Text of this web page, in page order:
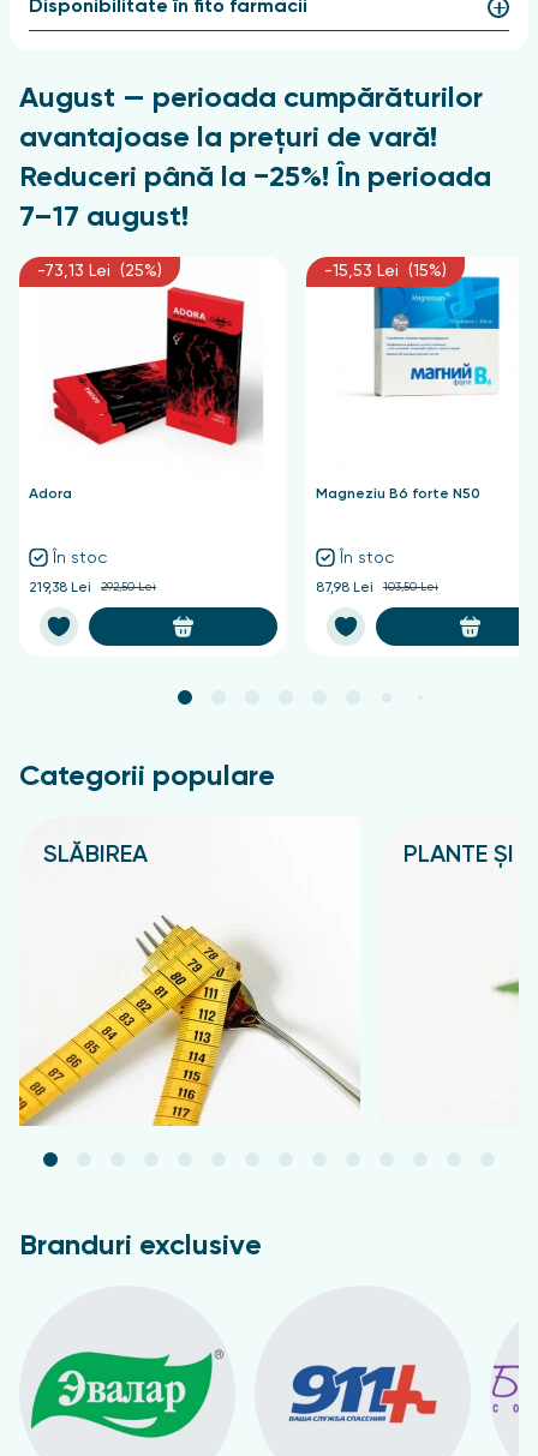
Disponibilitate în fito farmacii
August — perioada cumpărăturilor
avantajoase la prețuri de vară!
Reduceri până la −25%! În perioada
7–17 august!
-73,13 Lei (25%)
Adora
În stoc
219,38 Lei 292,50 Lei
-15,53 Lei (15%)
Magneziu B6 forte N50
În stoc
87,98 Lei 103,50 Lei
Categorii populare
SLĂBIREA PLANTE ȘI
Branduri exclusive